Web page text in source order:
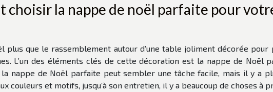
choisir la nappe de noël parfaite pour
plus que le rassemblement autour d’une table joliment décorée pour
L’un des éléments clés de cette décoration est la nappe de Noël
la nappe de Noël parfaite peut sembler une tâche facile, mais il y a
couleurs et motifs, jusqu’à son entretien, il y a beaucoup de choses à